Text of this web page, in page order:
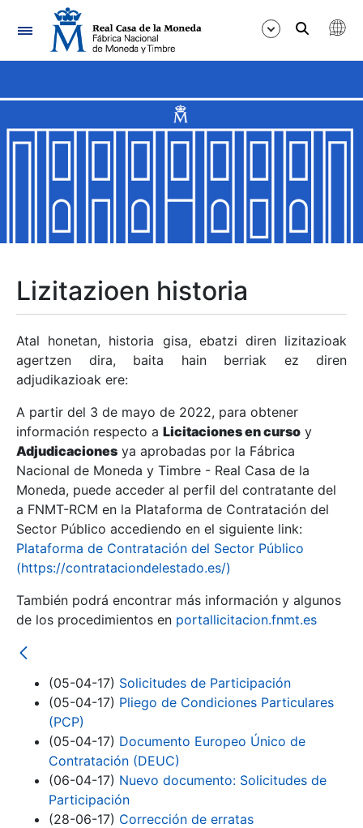
Nabigazioa
Erakutsi/Ezkutatu
Erakutsi/Ezkutatu
Erakutsi/Ezkutatu
Erakutsi/Ezkutatu
Erakutsi/Ezkutatu
Erakutsi/Ezkutatu
Erakutsi/Ezkutatu
Erakutsi/Ezkutatu
Lizitazioen historia
Atal honetan, historia gisa, ebatzi diren lizitazioak
agertzen dira, baita hain berriak ez diren
adjudikazioak ere:
A partir del 3 de mayo de 2022, para obtener
información respecto a Licitaciones en curso y
Adjudicaciones ya aprobadas por la Fábrica
Nacional de Moneda y Timbre - Real Casa de la
Moneda, puede acceder al perfil del contratante del
a FNMT-RCM en la Plataforma de Contratación del
Sector Público accediendo en el siguiente link:
Plataforma de Contratación del Sector Público
(https://contrataciondelestado.es/)
También podrá encontrar más información y algunos
de los procedimientos en portallicitacion.fnmt.es
(05-04-17) Solicitudes de Participación
(05-04-17) Pliego de Condiciones Particulares
(PCP)
(05-04-17) Documento Europeo Único de
Contratación (DEUC)
(06-04-17) Nuevo documento: Solicitudes de
Participación
(28-06-17) Corrección de erratas